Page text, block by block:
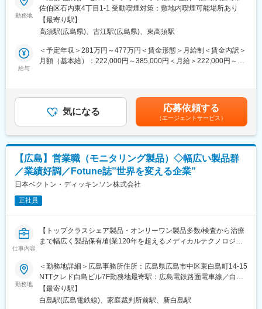
【ウェルビーメディックサービスとは】
ウェルビーグループが展開している会員制の医療サポートサービ
(1)事故予防サービス：現地の予防接種や現地病院での健康診断プ
ラン紹介・アレンジ等
※サービス情報URL：http://wellbemedic.com/service/
■仕事内容：
コスメ販売・接客サービスはもちろん、ディスプレイやPOP作成
もおまかせいたします。
◎セルレについて
国内外のコスメブランドの製品を、80～30％OFFで販売するアウ
月に1回は新しい製品が入ってくるから、定期的にお店を覗きに来
て頂く常連様もたくさん！
もちろんスタッフにとっても、いつも新しいコスメとの出会いが
■風通しの良い職場環境
・ショップ中のひとつのコーナーを、自分で販売するものを決め
てディスプレイなどを工夫して運営できます。
・自分のアイデアを取り入れて結果に繋がるので非常にやりがい
を感じられます。
・個人ノルマは無し！チームで業務を進めるのが当社の特徴で
す。
仲間と目標達成したときは大きなやりがいを感じられます！
■未経験でも安心のサポート体制◎
からしっかり研修します。
・全国の店舗の成功事例が共有されるので、あなたの販売スキ
ル・知識を高められます。
・人間関係や風通しのよさが当社の魅力の一つ。先輩方が丁寧に
勤務地
佐伯区石内東4丁目1-1 受動喫煙対策：敷地内喫煙可能場所あり
【最寄り駅】
高須駅(広島県)、古江駅(広島県)、東高須駅
給与
＜予定年収＞281万円～477万円＜賃金形態＞月給制＜賃金内訳＞
月額（基本給）：222,000円～385,000円＜月給＞222,000円～
給額15万円）※特別賞与は業績状況による■モデル年収：チーフ
（3年目）358万円チーフ（5年目）426万円賃金はあくまでも目安
の金額であり、選考を通じて上下する可能性があります。月給(月
額)は固定手当を含めた表記です。
気になる 応募依頼する
（エージェントサービス）
【広島】営業職（モニタリング製品）◇幅広い製品群
／業績好調／Fotune誌”世界を変える企業”
日本ベクトン・ディッキンソン株式会社
正社員
仕事内容
【トップクラスシェア製品・オンリーワン製品多数/検査から治療
まで幅広く製品保有/創業120年を超えるメディカルテクノロジー
アドバンスド ペイシェント モニタリング（クリティカルケア）製
品の営業活動をお任せいたします。麻酔科、救急、ICUなどをメ
インで訪問します。
■職務詳細
・医療従事者に対する製品の提案・説明
勤務地
＜勤務地詳細＞広島事務所住所：広島県広島市中区東白島町14-15
NTTクレド白島ビル7F勤務地最寄駅：広島電鉄路面電車線／白島
駅受動喫煙対策：屋内全面禁煙変更の範囲：会社の定める事業所
【最寄り駅】
白島駅(広島電鉄線)、家庭裁判所前駅、新白島駅